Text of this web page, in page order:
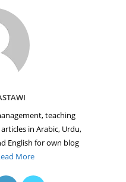
teaching
in Arabic, Urdu,
English for own blog
More